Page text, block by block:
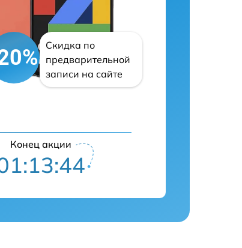
Скидка по
предварительной
записи на сайте
Конец акции